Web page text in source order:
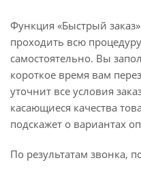
Функция «Быстрый
проходить всю
самостоятельно. Вы
короткое время вам
уточнит все условия
касающиеся качества
подскажет о вариантах
По результатам звонка,